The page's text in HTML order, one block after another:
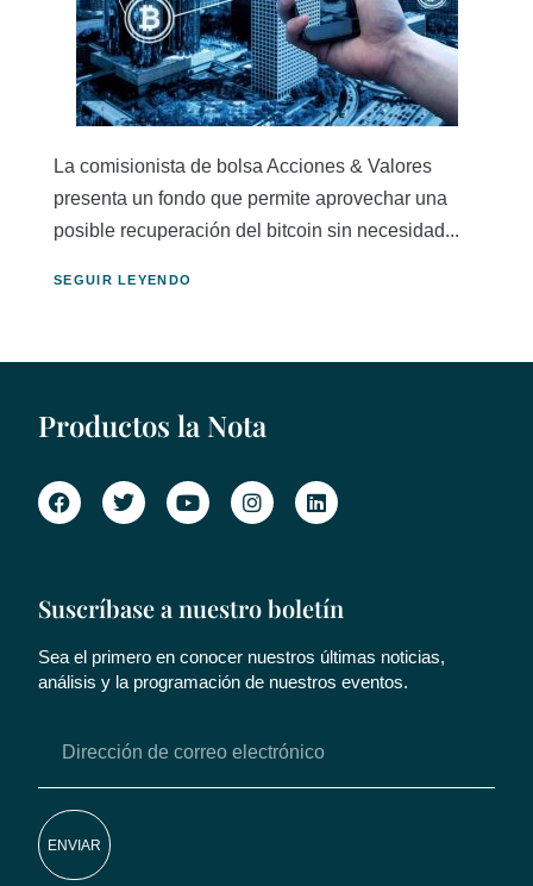
La comisionista de bolsa Acciones & Valores
presenta un fondo que permite aprovechar una
posible recuperación del bitcoin sin necesidad...
SEGUIR LEYENDO
Productos la Nota
Suscríbase a nuestro boletín
Sea el primero en conocer nuestros últimas noticias,
análisis y la programación de nuestros eventos.
ENVIAR